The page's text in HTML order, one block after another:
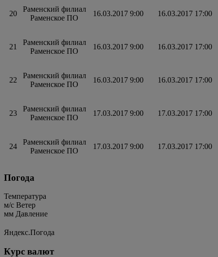
20
Раменский филиал
Раменское ПО
16.03.2017 9:00 16.03.2017 17:00
21
Раменский филиал
Раменское ПО
16.03.2017 9:00 16.03.2017 17:00
22
Раменский филиал
Раменское ПО
16.03.2017 9:00 16.03.2017 17:00
23
Раменский филиал
Раменское ПО
17.03.2017 9:00 17.03.2017 17:00
24
Раменский филиал
Раменское ПО
17.03.2017 9:00 17.03.2017 17:00
Погода
Температура
м/c Ветер
мм Давление
Яндекс.Погода
Курс валют